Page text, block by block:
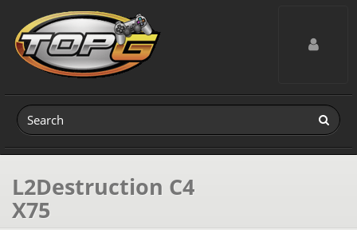
Toggle
L2Destruction C4
X75